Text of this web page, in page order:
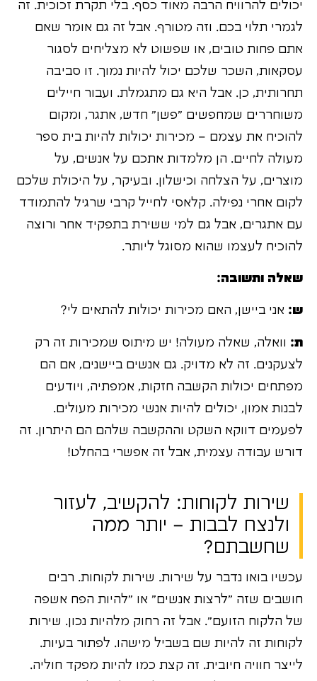
יכולים להרוויח הרבה מאוד כסף. בלי תקרת זכוכית. זה
לגמרי תלוי בכם. וזה מטורף. אבל זה גם אומר שאם
אתם פחות טובים, או שפשוט לא מצליחים לסגור
עסקאות, השכר שלכם יכול להיות נמוך. זו סביבה
תחרותית, כן. אבל היא גם מתגמלת. ועבור חיילים
משוחררים שמחפשים "פשן" חדש, אתגר, ומקום
להוכיח את עצמם – מכירות יכולות להיות בית ספר
מעולה לחיים. הן מלמדות אתכם על אנשים, על
מוצרים, על הצלחה וכישלון. ובעיקר, על היכולת שלכם
לקום אחרי נפילה. קלאסי לחייל קרבי שרגיל להתמודד
עם אתגרים, אבל גם למי ששירת בתפקיד אחר ורוצה
להוכיח לעצמו שהוא מסוגל ליותר.
שאלה ותשובה:
ש: אני ביישן, האם מכירות יכולות להתאים לי?
ת: וואלה, שאלה מעולה! יש מיתוס שמכירות זה רק
לצעקנים. זה לא מדויק. גם אנשים ביישנים, אם הם
מפתחים יכולות הקשבה חזקות, אמפתיה, ויודעים
לבנות אמון, יכולים להיות אנשי מכירות מעולים.
לפעמים דווקא השקט וההקשבה שלהם הם היתרון. זה
דורש עבודה עצמית, אבל זה אפשרי בהחלט!
שירות לקוחות: להקשיב, לעזור
ולנצח לבבות – יותר ממה
שחשבתם?
עכשיו בואו נדבר על שירות. שירות לקוחות. רבים
חושבים שזה "לרצות אנשים" או "להיות הפח אשפה
של הלקוח הזועם". אבל זה רחוק מלהיות נכון. שירות
לקוחות זה להיות שם בשביל מישהו. לפתור בעיות.
לייצר חוויה חיובית. זה קצת כמו להיות מפקד חוליה.